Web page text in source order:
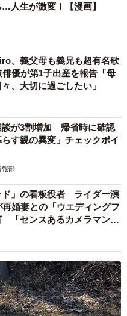
のでしょうか？
はありませんが、トンビ
されているそうです。し
離感を完全に計算しつく
余程の手練れなのは間違
な場面を見たことは？
で、カラスが巣立ったば
でいったのを見たことが
見てびっくりしました。
て、田舎のカラスは狩り
常と趣味のパチンコを組
人生が激変！【漫画】
、義父母も義兄も超有名歌
優が第1子出産を報告「母
、大切に過ごしたい」
談が3割増加 帰省時に確認
す親の異変」チェックポイ
報部
ド」の看板役者 ライダー演
再婚妻との「ウエディングフ
「センスあるカメラマン求